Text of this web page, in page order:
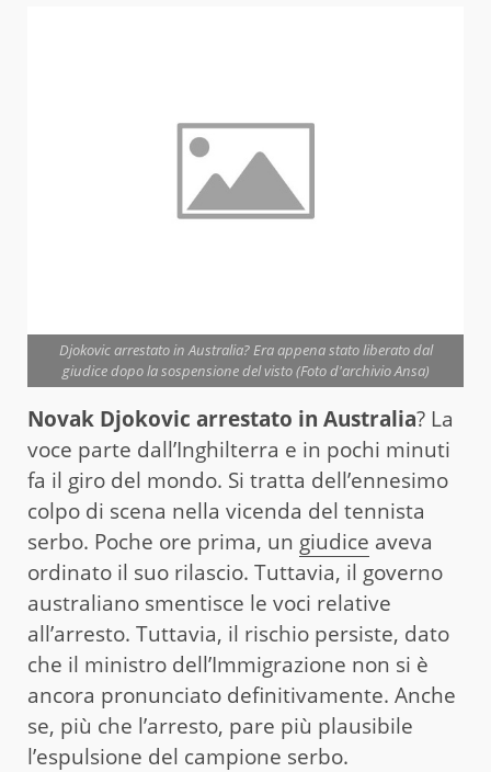
Djokovic arrestato in Australia? Era appena stato liberato dal
giudice dopo la sospensione del visto (Foto d'archivio Ansa)
Novak Djokovic arrestato in Australia? La
voce parte dall’Inghilterra e in pochi minuti
fa il giro del mondo. Si tratta dell’ennesimo
colpo di scena nella vicenda del tennista
serbo. Poche ore prima, un giudice aveva
ordinato il suo rilascio. Tuttavia, il governo
australiano smentisce le voci relative
all’arresto. Tuttavia, il rischio persiste, dato
che il ministro dell’Immigrazione non si è
ancora pronunciato definitivamente. Anche
se, più che l’arresto, pare più plausibile
l’espulsione del campione serbo.